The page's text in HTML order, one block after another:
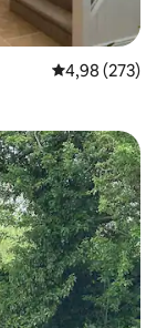
4,98 (273)